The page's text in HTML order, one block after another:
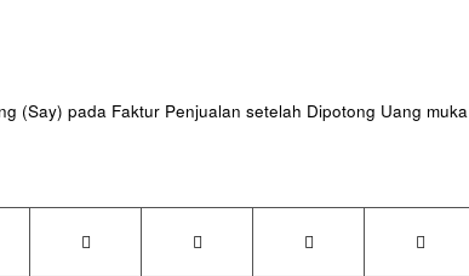
(Say) pada Faktur Penjualan setelah Dipotong Uang muka